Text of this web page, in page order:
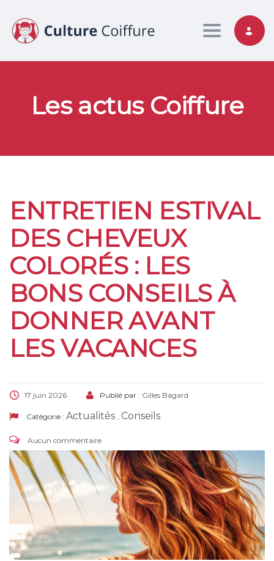
Toggle
Les actus Coiffure
ENTRETIEN ESTIVAL
DES CHEVEUX
COLORÉS : LES
BONS CONSEILS À
DONNER AVANT
LES VACANCES
17 juin 2026 Publié par : Gilles Bagard
Catégorie : Actualités , Conseils
Aucun commentaire